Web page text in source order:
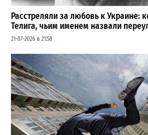
Расстреляли за любовь к Украине:
Телига, чьим именем назвали
21-07-2026 в 21:58